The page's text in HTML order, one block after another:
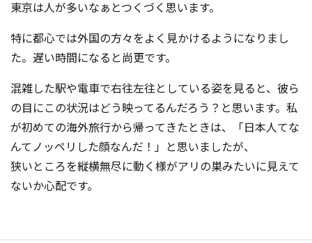
東京は人が多いなぁとつくづく思います。
特に都心では外国の方々をよく見かけるようになりまし
た。遅い時間になると尚更です。
混雑した駅や電車で右往左往としている姿を見ると、彼ら
の目にこの状況はどう映ってるんだろう？と思います。私
が初めての海外旅行から帰ってきたときは、「日本人てな
んてノッペリした顔なんだ！」と思いましたが、
狭いところを縦横無尽に動く様がアリの巣みたいに見えて
ないか心配です。